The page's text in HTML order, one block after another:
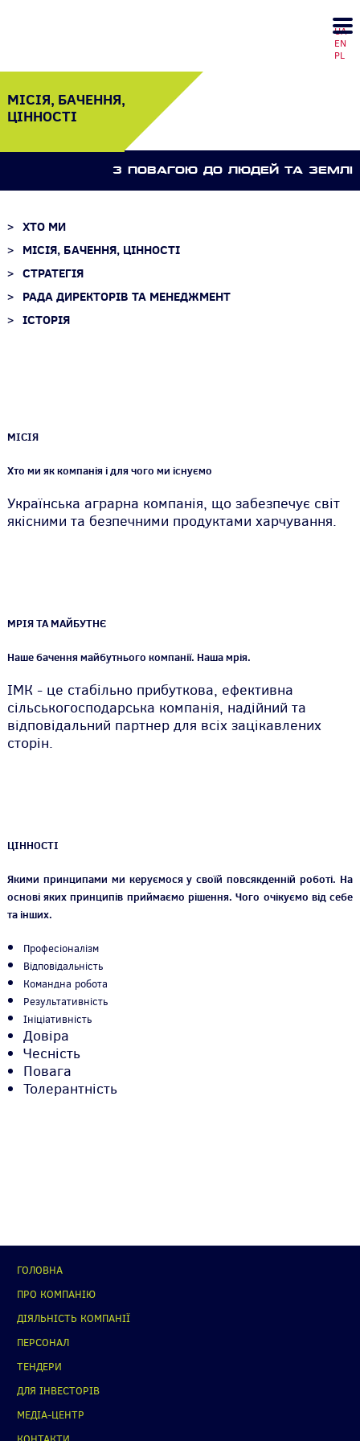
UA
EN
PL
МІСІЯ, БАЧЕННЯ,
ЦІННОСТІ
З ПОВАГОЮ ДО ЛЮДЕЙ ТА ЗЕМЛI
ХТО МИ
МІСІЯ, БАЧЕННЯ, ЦІННОСТІ
СТРАТЕГІЯ
РАДА ДИРЕКТОРІВ ТА МЕНЕДЖМЕНТ
ІСТОРІЯ
МІСІЯ
Хто ми як компанія і для чого ми існуємо
Українська аграрна компанія, що забезпечує світ
якісними та безпечними продуктами харчування.
МРІЯ ТА МАЙБУТНЄ
Наше бачення майбутнього компанії. Наша мрія.
ІМК - це стабільно прибуткова, ефективна
сільськогосподарська компанія, надійний та
відповідальний партнер для всіх зацікавлених
сторін.
ЦІННОСТІ
Якими принципами ми керуємося у своїй повсякденній роботі. На
основі яких принципів приймаємо рішення. Чого очікуємо від себе
та інших.
Професіоналізм
Відповідальність
Командна робота
Результативність
Ініціативність
Довіра
Чесність
Повага
Толерантність
ГОЛОВНА
ПРО КОМПАНІЮ
ДІЯЛЬНІСТЬ КОМПАНІЇ
ПЕРСОНАЛ
ТЕНДЕРИ
ДЛЯ ІНВЕСТОРІВ
МЕДІА-ЦЕНТР